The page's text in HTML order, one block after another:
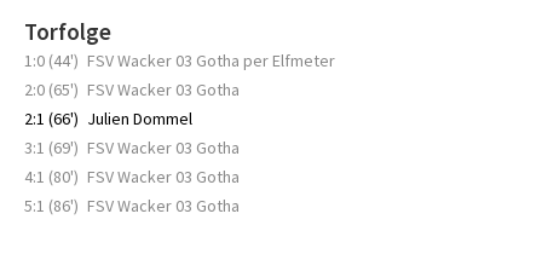
Torfolge
1:0 (44') FSV Wacker 03 Gotha per Elfmeter
2:0 (65') FSV Wacker 03 Gotha
2:1 (66') Julien Dommel
3:1 (69') FSV Wacker 03 Gotha
4:1 (80') FSV Wacker 03 Gotha
5:1 (86') FSV Wacker 03 Gotha